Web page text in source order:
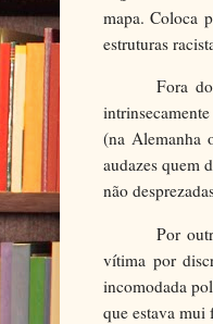
mapa. Coloca
estruturas
Fora
(na Alemanha
audazes quem
não
Por
vítima por
incomodada
que estava